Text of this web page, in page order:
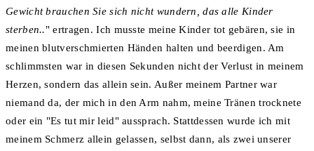
Gewicht brauchen Sie sich nicht wundern, das alle Kinder
sterben.." ertragen. Ich musste meine Kinder tot gebären, sie in
meinen blutverschmierten Händen halten und beerdigen. Am
schlimmsten war in diesen Sekunden nicht der Verlust in meinem
Herzen, sondern das allein sein. Außer meinem Partner war
niemand da, der mich in den Arm nahm, meine Tränen trocknete
oder ein "Es tut mir leid" aussprach. Stattdessen wurde ich mit
meinem Schmerz allein gelassen, selbst dann, als zwei unserer